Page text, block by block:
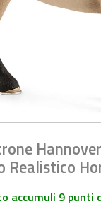
Realistico
accumuli 9 punti